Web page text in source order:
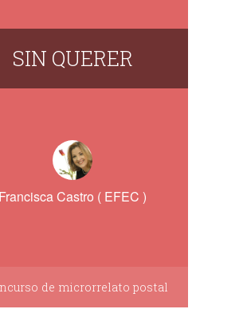
SIN QUERER
Francisca Castro ( EFEC )
de microrrelato postal